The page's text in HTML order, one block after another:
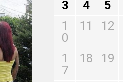
3
4 5
1
0
11 12
1
7
18 19